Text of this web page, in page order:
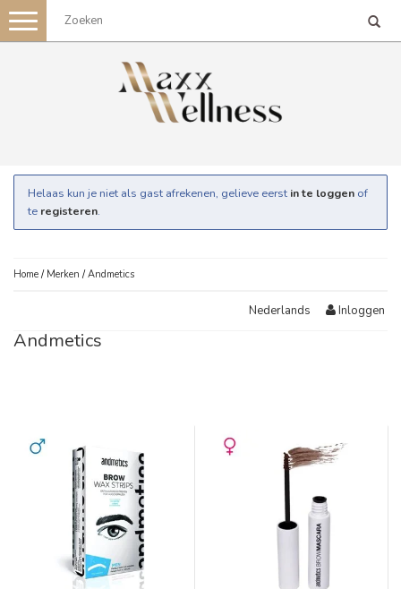
Toggle
navigation
Helaas kun je niet als gast afrekenen, gelieve eerst in te loggen of
te registeren.
Home / Merken /Andmetics
Nederlands Inloggen
Andmetics